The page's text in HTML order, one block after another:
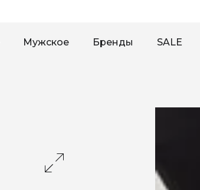
Мужское Бренды SALE